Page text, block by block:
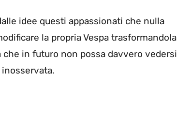
idee questi appassionati che nulla
la propria Vespa trasformandola
in futuro non possa davvero vedersi